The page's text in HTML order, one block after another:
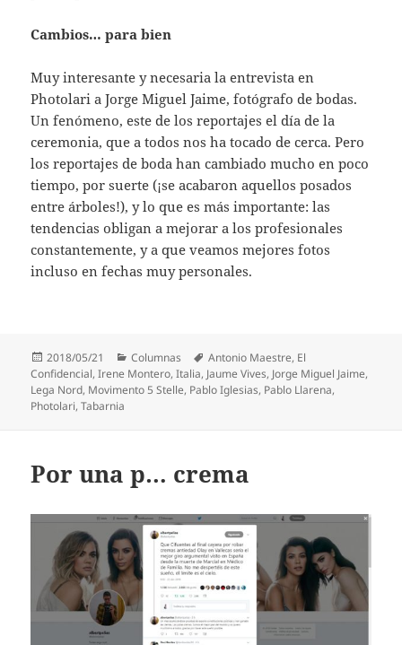
Cambios… para bien
Muy interesante y necesaria la entrevista en
Photolari a Jorge Miguel Jaime, fotógrafo de bodas.
Un fenómeno, este de los reportajes el día de la
ceremonia, que a todos nos ha tocado de cerca. Pero
los reportajes de boda han cambiado mucho en poco
tiempo, por suerte (¡se acabaron aquellos posados
entre árboles!), y lo que es más importante: las
tendencias obligan a mejorar a los profesionales
constantemente, y a que veamos mejores fotos
incluso en fechas muy personales.
Publicado
el
2018/05/21 Categorías
Columnas Etiquetas
Antonio Maestre, El
Confidencial,Irene Montero,Italia, Jaume Vives, Jorge Miguel Jaime,
Lega Nord, Movimento 5 Stelle, Pablo Iglesias, Pablo Llarena,
Photolari,Tabarnia
Por una p… crema